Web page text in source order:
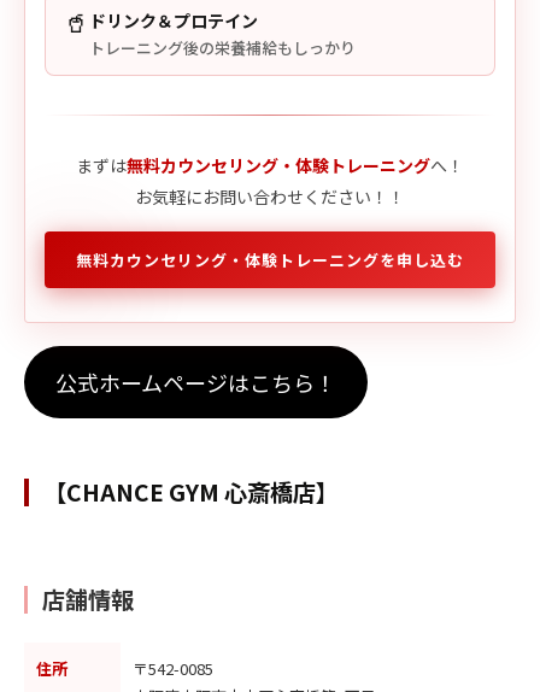
🥤 ドリンク＆プロテイン
トレーニング後の栄養補給もしっかり
まずは無料カウンセリング・体験トレーニングへ！
お気軽にお問い合わせください！！
無料カウンセリング・体験トレーニングを申し込む
公式ホームページはこちら！
【CHANCE GYM 心斎橋店】
店舗情報
住所
〒542-0085